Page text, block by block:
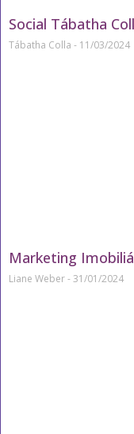
Social Tábatha
Tábatha Colla 11/03/2024
Marketing
Liane Weber 31/01/2024